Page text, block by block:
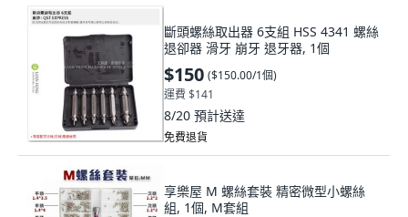
斷頭螺絲取出器 6支組 HSS 4341 螺絲
退卻器 滑牙 崩牙 退牙器, 1個
$150 ($150.00/1個)
運費 $141
8/20 預計送達
免費退貨
享樂屋 M 螺絲套裝 精密微型小螺絲
組, 1個, M套組